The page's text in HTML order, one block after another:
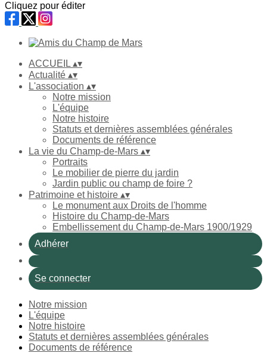
Cliquez pour éditer
ACCUEIL ▴▾
Actualité ▴▾
L'association ▴▾
Notre mission
L'équipe
Notre histoire
Statuts et dernières assemblées générales
Documents de référence
La vie du Champ-de-Mars ▴▾
Portraits
Le mobilier de pierre du jardin
Jardin public ou champ de foire ?
Patrimoine et histoire ▴▾
Le monument aux Droits de l'homme
Histoire du Champ-de-Mars
Embellissement du Champ-de-Mars 1900/1929
Adhérer
Se connecter
Notre mission
L'équipe
Notre histoire
Statuts et dernières assemblées générales
Documents de référence